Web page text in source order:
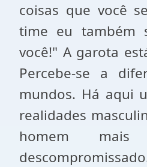
coisas que você
time eu também
você!" A garota
Percebe-se a
mundos. Há aqui
realidades
homem